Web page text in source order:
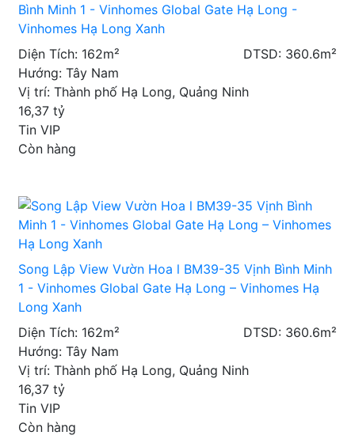
Bình Minh 1 - Vinhomes Global Gate Hạ Long -
Vinhomes Hạ Long Xanh
Diện Tích: 162m²
DTSD: 360.6m²
Hướng: Tây Nam
Vị trí: Thành phố Hạ Long, Quảng Ninh
16,37 tỷ
Tin VIP
Còn hàng
Song Lập View Vườn Hoa l BM39-35 Vịnh Bình Minh
1 - Vinhomes Global Gate Hạ Long – Vinhomes Hạ
Long Xanh
Diện Tích: 162m²
DTSD: 360.6m²
Hướng: Tây Nam
Vị trí: Thành phố Hạ Long, Quảng Ninh
16,37 tỷ
Tin VIP
Còn hàng